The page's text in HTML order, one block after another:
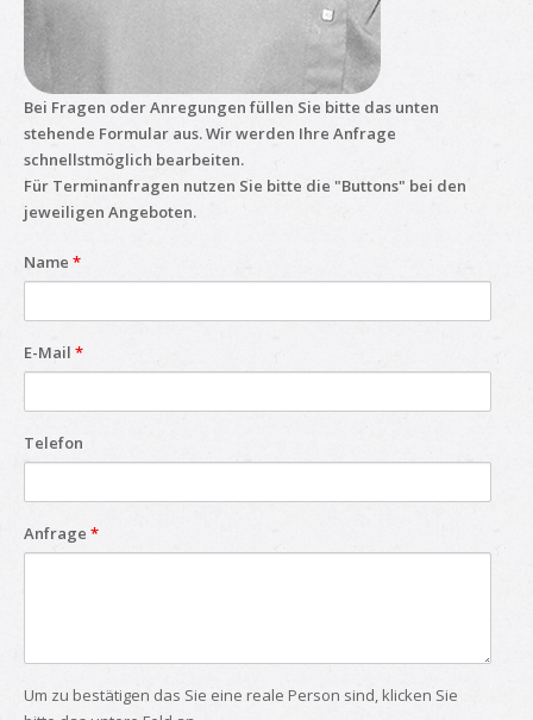
Bei Fragen oder Anregungen füllen Sie bitte das unten
stehende Formular aus. Wir werden Ihre Anfrage
schnellstmöglich bearbeiten.
Für Terminanfragen nutzen Sie bitte die "Buttons" bei den
jeweiligen Angeboten.
Name *
E-Mail *
Telefon
Anfrage *
Um zu bestätigen das Sie eine reale Person sind, klicken Sie